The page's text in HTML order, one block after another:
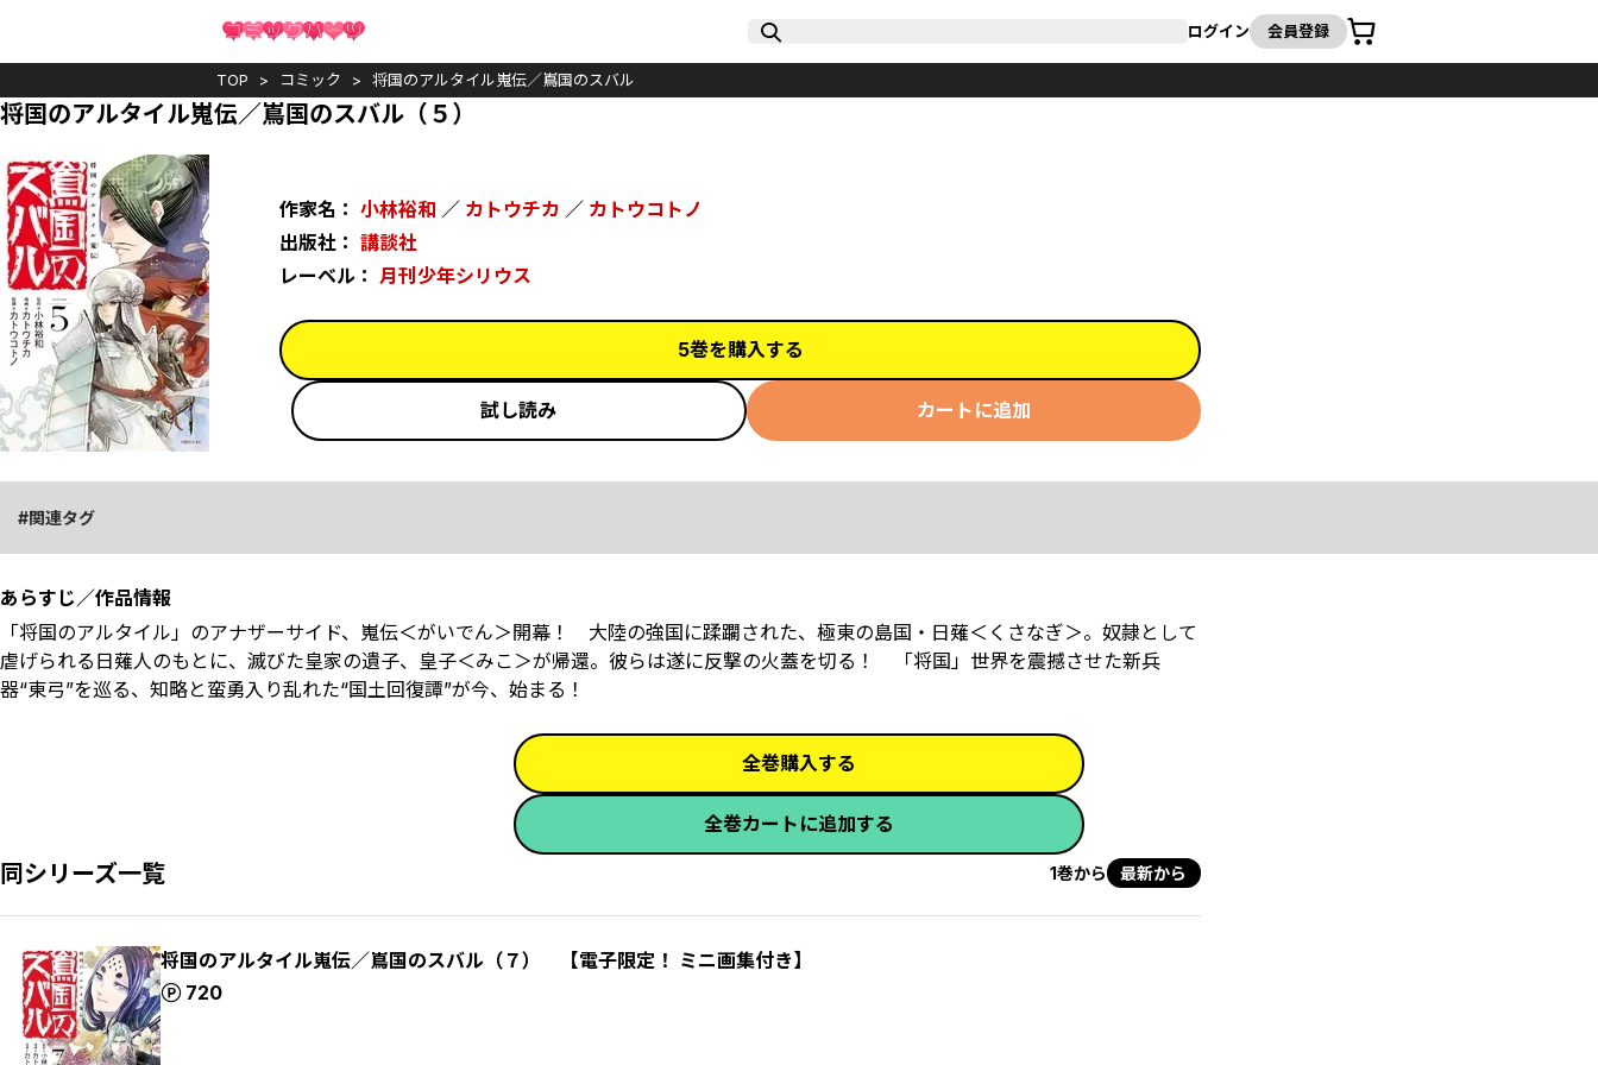
ログイン 会員登録
カート
TOP コミック 将国のアルタイル嵬伝／嶌国のスバル
将国のアルタイル嵬伝／嶌国のスバル（５）
作家名： 小林裕和 ／ カトウチカ ／ カトウコトノ
出版社： 講談社
レーベル： 月刊少年シリウス
5巻を購入する
試し読み カートに追加
関連タグ
あらすじ／作品情報
「将国のアルタイル」のアナザーサイド、嵬伝＜がいでん＞開幕！ 大陸の強国に蹂躙された、極東の島国・日薙＜くさなぎ＞。奴隷として
虐げられる日薙人のもとに、滅びた皇家の遺子、皇子＜みこ＞が帰還。彼らは遂に反撃の火蓋を切る――！ 「将国」世界を震撼させた新兵
器“東弓”を巡る、知略と蛮勇入り乱れた“国土回復譚”が今、始まる！
全巻購入する
全巻カートに追加する
同シリーズ一覧 1巻から 最新から
将国のアルタイル嵬伝／嶌国のスバル（７） 【電子限定！ ミニ画集付き】
720
ポイント